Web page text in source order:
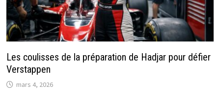
Les coulisses de la préparation de Hadjar pour défier
Verstappen
mars 4, 2026